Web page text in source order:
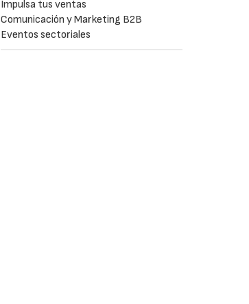
Impulsa tus ventas
Comunicación y Marketing B2B
Eventos sectoriales